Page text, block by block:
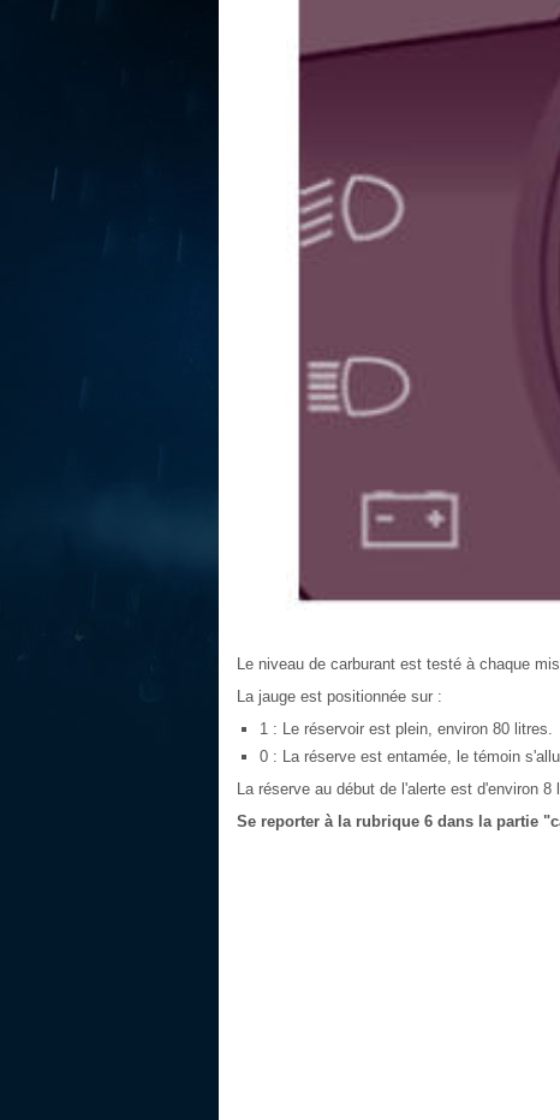
Le niveau de carburant est testé à chaque
La jauge est positionnée sur :
1 : Le réservoir est plein, environ 80 litres.
0 : La réserve est entamée, le témoin
La réserve au début de l'alerte est d'environ 8
Se reporter à la rubrique 6 dans la partie